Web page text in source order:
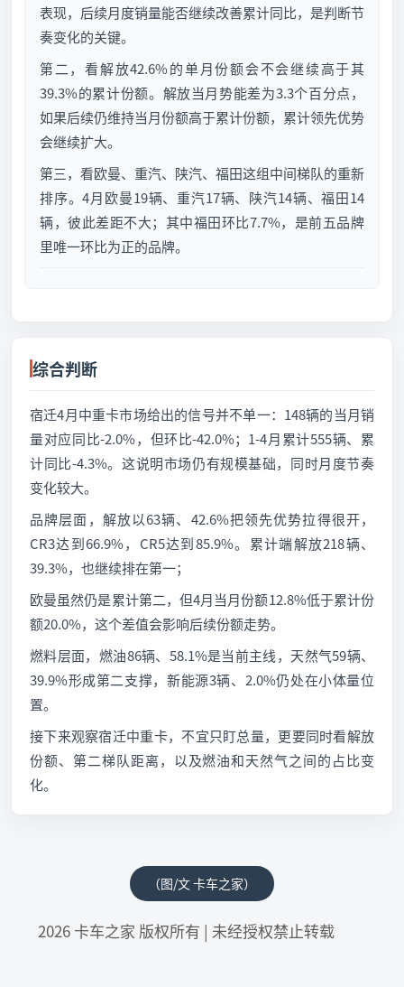
表现，后续月度销量能否继续改善累计同比，是判断节
奏变化的关键。
第二，看解放42.6%的单月份额会不会继续高于其
39.3%的累计份额。解放当月势能差为3.3个百分点，
如果后续仍维持当月份额高于累计份额，累计领先优势
会继续扩大。
第三，看欧曼、重汽、陕汽、福田这组中间梯队的重新
排序。4月欧曼19辆、重汽17辆、陕汽14辆、福田14
辆，彼此差距不大；其中福田环比7.7%，是前五品牌
里唯一环比为正的品牌。
综合判断
宿迁4月中重卡市场给出的信号并不单一：148辆的当月销
量对应同比-2.0%，但环比-42.0%；1-4月累计555辆、累
计同比-4.3%。这说明市场仍有规模基础，同时月度节奏
变化较大。
品牌层面，解放以63辆、42.6%把领先优势拉得很开，
CR3达到66.9%，CR5达到85.9%。累计端解放218辆、
39.3%，也继续排在第一；
欧曼虽然仍是累计第二，但4月当月份额12.8%低于累计份
额20.0%，这个差值会影响后续份额走势。
燃料层面，燃油86辆、58.1%是当前主线，天然气59辆、
39.9%形成第二支撑，新能源3辆、2.0%仍处在小体量位
置。
接下来观察宿迁中重卡，不宜只盯总量，更要同时看解放
份额、第二梯队距离，以及燃油和天然气之间的占比变
化。
（图/文 卡车之家）
2026 卡车之家 版权所有 | 未经授权禁止转载